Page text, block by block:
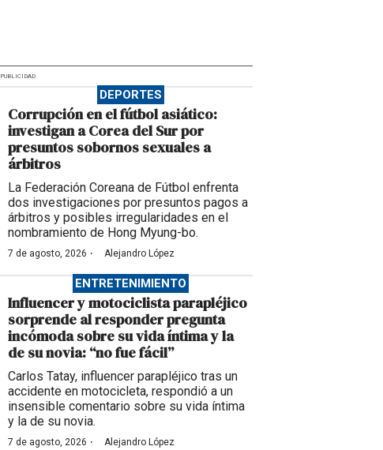
PUBLICIDAD
DEPORTES
Corrupción en el fútbol asiático:
investigan a Corea del Sur por
presuntos sobornos sexuales a
árbitros
La Federación Coreana de Fútbol enfrenta
dos investigaciones por presuntos pagos a
árbitros y posibles irregularidades en el
nombramiento de Hong Myung-bo.
7 de agosto, 2026 · Alejandro López
ENTRETENIMIENTO
Influencer y motociclista parapléjico
sorprende al responder pregunta
incómoda sobre su vida íntima y la
de su novia: “no fue fácil”
Carlos Tatay, influencer parapléjico tras un
accidente en motocicleta, respondió a un
insensible comentario sobre su vida íntima
y la de su novia.
7 de agosto, 2026 · Alejandro López